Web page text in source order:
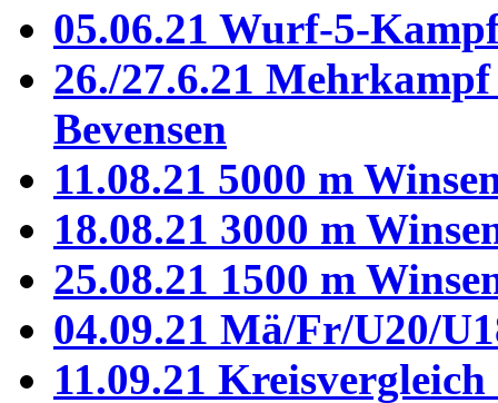
05.06.21 Wurf-5-
26./27.6.21
Bevensen
11.08.21 5000 m
18.08.21 3000 m
25.08.21 1500 m
04.09.21 Mä/Fr/U20/
11.09.21